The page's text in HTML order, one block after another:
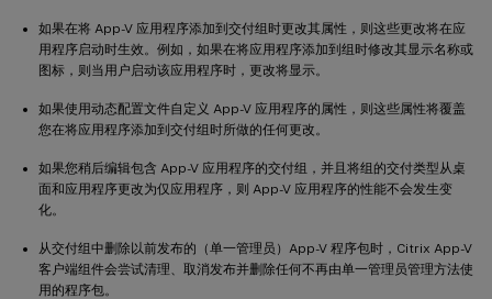
如果在将 App-V 应用程序添加到交付组时更改其属性，则这些更改将在应
用程序启动时生效。例如，如果在将应用程序添加到组时修改其显示名称或
图标，则当用户启动该应用程序时，更改将显示。
如果使用动态配置文件自定义 App-V 应用程序的属性，则这些属性将覆盖
您在将应用程序添加到交付组时所做的任何更改。
如果您稍后编辑包含 App-V 应用程序的交付组，并且将组的交付类型从桌
面和应用程序更改为仅应用程序，则 App-V 应用程序的性能不会发生变
化。
从交付组中删除以前发布的（单一管理员）App-V 程序包时，Citrix App-V
客户端组件会尝试清理、取消发布并删除任何不再由单一管理员管理方法使
用的程序包。